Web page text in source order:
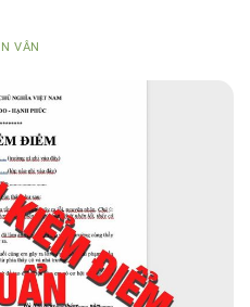
VÂN